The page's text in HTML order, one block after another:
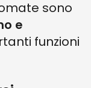
sono
e
funzioni